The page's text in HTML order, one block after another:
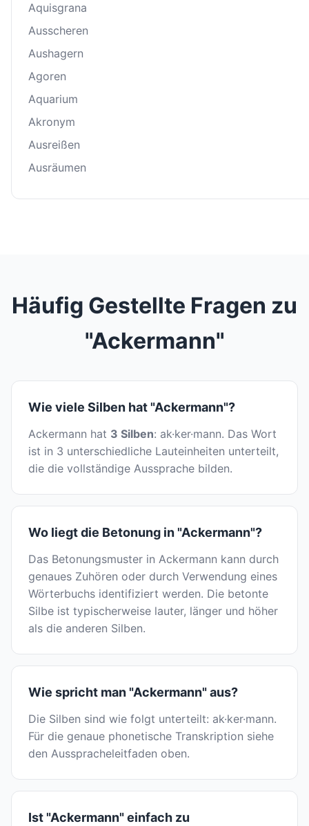
Aquisgrana
Ausscheren
Aushagern
Agoren
Aquarium
Akronym
Ausreißen
Ausräumen
Häufig Gestellte Fragen zu
"Ackermann"
Wie viele Silben hat "Ackermann"?
Ackermann hat 3 Silben: ak·ker·mann. Das Wort
ist in 3 unterschiedliche Lauteinheiten unterteilt,
die die vollständige Aussprache bilden.
Wo liegt die Betonung in "Ackermann"?
Das Betonungsmuster in Ackermann kann durch
genaues Zuhören oder durch Verwendung eines
Wörterbuchs identifiziert werden. Die betonte
Silbe ist typischerweise lauter, länger und höher
als die anderen Silben.
Wie spricht man "Ackermann" aus?
Die Silben sind wie folgt unterteilt: ak·ker·mann.
Für die genaue phonetische Transkription siehe
den Ausspracheleitfaden oben.
Ist "Ackermann" einfach zu